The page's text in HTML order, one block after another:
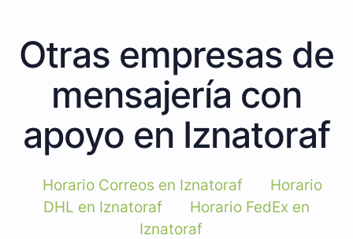
Otras empresas de
mensajería con
apoyo en Iznatoraf
Horario Correos en Iznatoraf
Horario
DHL en Iznatoraf
Horario FedEx en
Iznatoraf